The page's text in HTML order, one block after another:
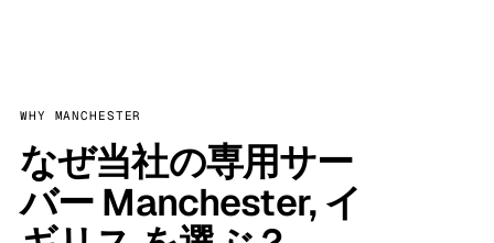
WHY MANCHESTER
なぜ当社の専用サー
バー Manchester, イ